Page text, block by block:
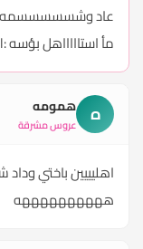
عاد وشسسسسسمه
مأ استاااااهل بؤسه :lol:اقصد ترحيب وسذا ههههههههه
ه همومه
عروس مشرقة
اهليييين باختي
ههههههههههه